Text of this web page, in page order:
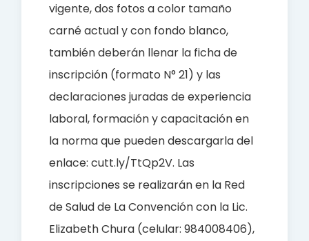
vigente, dos fotos a color tamaño
carné actual y con fondo blanco,
también deberán llenar la ficha de
inscripción (formato N° 21) y las
declaraciones juradas de experiencia
laboral, formación y capacitación en
la norma que pueden descargarla del
enlace: cutt.ly/TtQp2V. Las
inscripciones se realizarán en la Red
de Salud de La Convención con la Lic.
Elizabeth Chura (celular: 984008406),